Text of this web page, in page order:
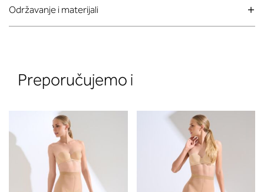
Održavanje i materijali
Preporučujemo i